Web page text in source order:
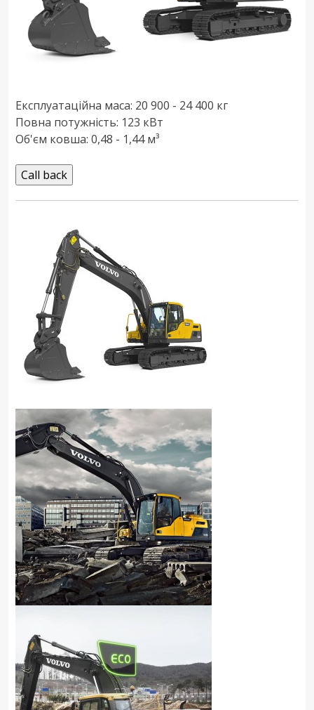
Експлуатаційна маса: 20 900 - 24 400 кг
Повна потужність: 123 кВт
Об'єм ковша: 0,48 - 1,44 м³